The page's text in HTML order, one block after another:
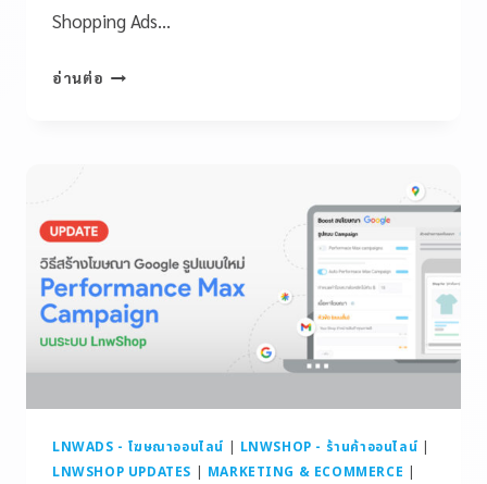
Shopping Ads…
อ่านต่อ
LNWADS - โฆษณาออนไลน์ LNWSHOP - ร้านค้าออนไลน์
LNWSHOP UPDATES
MARKETING & ECOMMERCE